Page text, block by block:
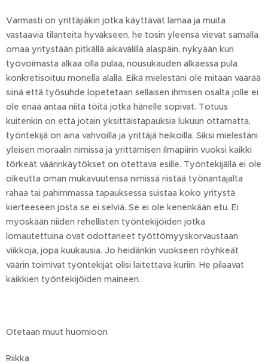
Varmasti on yrittäjiäkin jotka käyttävät lamaa ja muita
vastaavia tilanteita hyväkseen, he tosin yleensä vievät samalla
omaa yritystään pitkällä aikavälillä alaspäin, nykyään kun
työvoimasta alkaa olla pulaa, nousukauden alkaessa pula
konkretisoituu monella alalla. Eikä mielestäni ole mitään väärää
siinä että työsuhde lopetetaan sellaisen ihmisen osalta jolle ei
ole enää antaa niitä töitä jotka hänelle sopivat. Totuus
kuitenkin on että jotain yksittäistapauksia lukuun ottamatta,
työntekijä on aina vahvoilla ja yrittäjä heikoilla. Siksi mielestäni
yleisen moraalin nimissä ja yrittämisen ilmapiirin vuoksi kaikki
törkeät väärinkäytökset on otettava esille. Työntekijällä ei ole
oikeutta oman mukavuutensa nimissä riistää työnantajalta
rahaa tai pahimmassa tapauksessa suistaa koko yritystä
kierteeseen josta se ei selviä. Se ei ole kenenkään etu. Ei
myöskään niiden rehellisten työntekijöiden jotka
lomautettuina ovat odottaneet työttömyyskorvaustaan
viikkoja, jopa kuukausia. Jo heidänkin vuokseen röyhkeät
väärin toimivat työntekijät olisi laitettava kuriin. He pilaavat
kaikkien työntekijöiden maineen.
Otetaan muut huomioon
Riikka